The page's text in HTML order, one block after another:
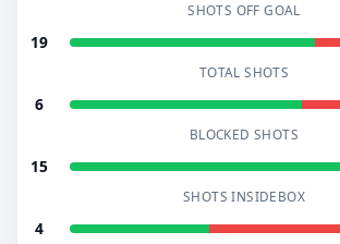
SHOTS OFF GOAL
19
TOTAL SHOTS
6
BLOCKED SHOTS
15
SHOTS INSIDEBOX
4